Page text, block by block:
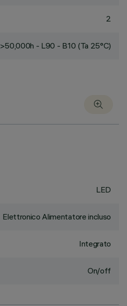
2
>50,000h - L90 - B10 (Ta 25°C)
LED
Elettronico Alimentatore incluso
Integrato
On/off